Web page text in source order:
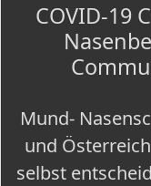
COVID-19
Mund-
und
selbst